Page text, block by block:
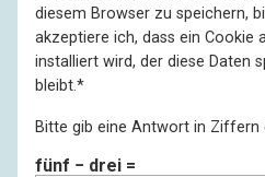
diesem Browser zu speichern,
akzeptiere ich, dass ein Cookie
installiert wird, der diese Daten
bleibt.*
Bitte gib eine Antwort in Ziffern
fünf − drei =